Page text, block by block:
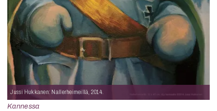
In English
Esitystaide
Arkisto
Lehdet
4/2026
2–3/2026
1/2026
Jussi Hukkanen: Nallerheimeillä, 2014.
Kannessa